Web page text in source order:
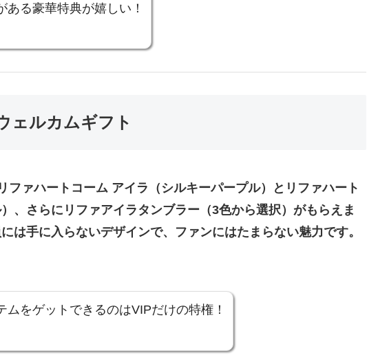
ある豪華特典が嬉しい！
ェルカムギフト
ファハートコーム アイラ（シルキーパープル）とリファハート
、さらにリファアイラタンブラー（3色から選択）がもらえま
は手に入らないデザインで、ファンにはたまらない魅力です。
ムをゲットできるのはVIPだけの特権！